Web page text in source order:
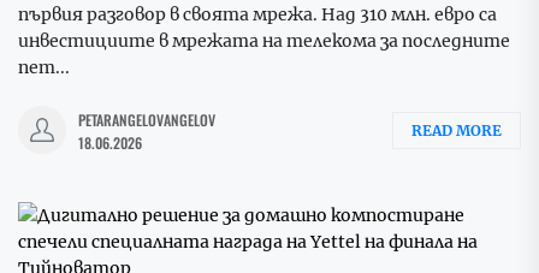
първия разговор в своята мрежа. Над 310 млн. евро са
инвестициите в мрежата на телекома за последните
пет...
PETARANGELOVANGELOV
18.06.2026
READ MORE